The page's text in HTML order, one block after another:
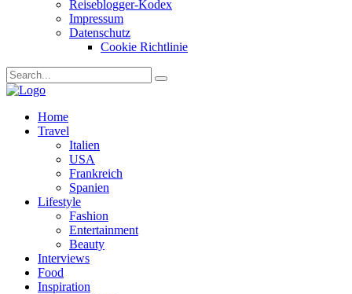
Reiseblogger-Kodex
Impressum
Datenschutz
Cookie Richtlinie
Home
Travel
Italien
USA
Frankreich
Spanien
Lifestyle
Fashion
Entertainment
Beauty
Interviews
Food
Inspiration